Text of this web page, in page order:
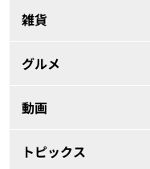
雑貨
グルメ
動画
トピックス